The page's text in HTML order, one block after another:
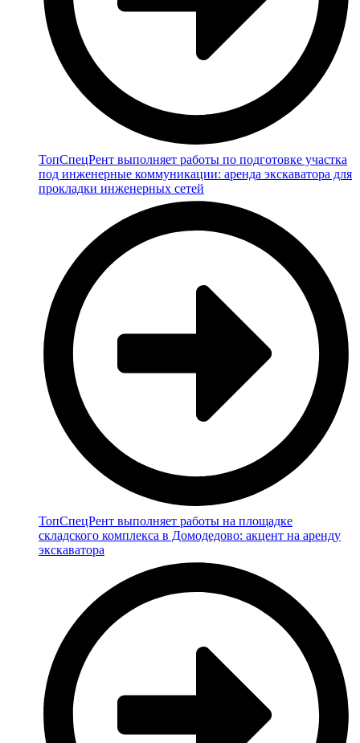
ТопСпецРент выполняет работы по подготовке участка
под инженерные коммуникации: аренда экскаватора для
прокладки инженерных сетей
ТопСпецРент выполняет работы на площадке
складского комплекса в Домодедово: акцент на аренду
экскаватора